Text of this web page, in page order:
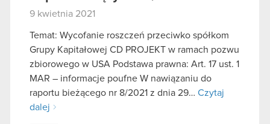
9 kwietnia 2021
Temat: Wycofanie roszczeń przeciwko spółkom
Grupy Kapitałowej CD PROJEKT w ramach pozwu
zbiorowego w USA Podstawa prawna: Art. 17 ust. 1
MAR – informacje poufne W nawiązaniu do
raportu bieżącego nr 8/2021 z dnia 29… Czytaj
dalej